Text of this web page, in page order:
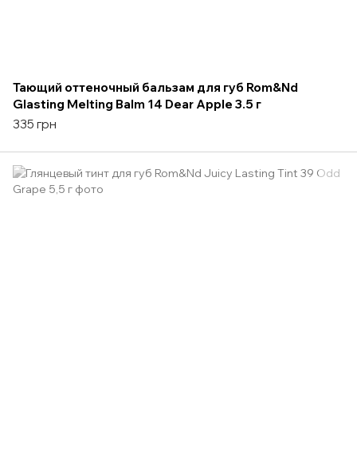
Тающий оттеночный бальзам для губ Rom&Nd
Glasting Melting Balm 14 Dear Apple 3.5 г
335 грн